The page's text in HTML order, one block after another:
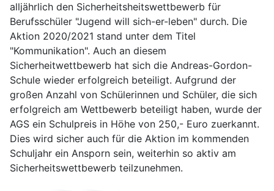
alljährlich den Sicherheitsheitswettbewerb für
Berufsschüler "Jugend will sich-er-leben" durch. Die
Aktion 2020/2021 stand unter dem Titel
"Kommunikation". Auch an diesem
Sicherheitwettbewerb hat sich die Andreas-Gordon-
Schule wieder erfolgreich beteiligt. Aufgrund der
großen Anzahl von Schülerinnen und Schüler, die sich
erfolgreich am Wettbewerb beteiligt haben, wurde der
AGS ein Schulpreis in Höhe von 250,- Euro zuerkannt.
Dies wird sicher auch für die Aktion im kommenden
Schuljahr ein Ansporn sein, weiterhin so aktiv am
Sicherheitswettbewerb teilzunehmen.